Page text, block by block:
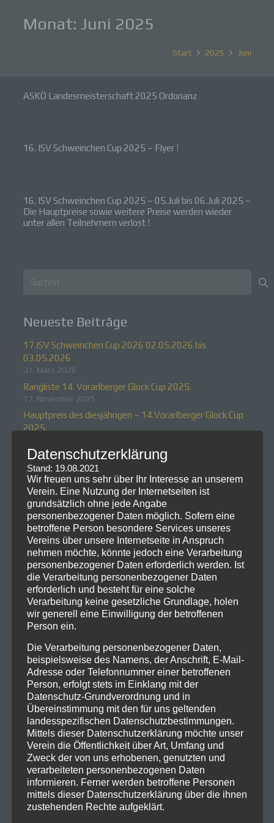
Monat: Juni 2025
Start 2025 Juni
ASKÖ Landesmeisterschaft 2025 Ordonanz
16. ISV Schweinchen Cup 2025 – Flyer !
16. ISV Schweinchen Cup 2025 – 05.Juli bis 06.Juli 2025 –
Die Hauptpreise sowie weitere Preise werden wieder
unter allen Teilnehmern verlost !
Suchen
Neueste Beiträge
17.ISV Schweinchen Cup 2026 02.05.2026 bis
03.05.2026
31. März 2026
Rangliste 14. Vorarlberger Glock Cup 2025.
17. November 2025
Hauptpreis des diesjährigen – 14.Vorarlberger Glock Cup
2025.
14.Vorarlberger Glock Cup 2025
21. Oktober 2025
Rangliste zum 16.ISV Schweinchen Cup 2025
7. Juli 2025
Neueste Kommentare
Kontakt
ISV Feldkirch
Indoor Schützen Verein
Datenschutzerklärung
Stand: 19.08.2021
Wir freuen uns sehr über Ihr Interesse an unserem
Verein. Eine Nutzung der Internetseiten ist
grundsätzlich ohne jede Angabe
personenbezogener Daten möglich. Sofern eine
betroffene Person besondere Services unseres
Vereins über unsere Internetseite in Anspruch
nehmen möchte, könnte jedoch eine Verarbeitung
personenbezogener Daten erforderlich werden. Ist
die Verarbeitung personenbezogener Daten
erforderlich und besteht für eine solche
Verarbeitung keine gesetzliche Grundlage, holen
wir generell eine Einwilligung der betroffenen
Person ein.
Die Verarbeitung personenbezogener Daten,
beispielsweise des Namens, der Anschrift, E-Mail-
Adresse oder Telefonnummer einer betroffenen
Person, erfolgt stets im Einklang mit der
Datenschutz-Grundverordnung und in
Übereinstimmung mit den für uns geltenden
landesspezifischen Datenschutzbestimmungen.
Mittels dieser Datenschutzerklärung möchte unser
Verein die Öffentlichkeit über Art, Umfang und
Zweck der von uns erhobenen, genutzten und
verarbeiteten personenbezogenen Daten
informieren. Ferner werden betroffene Personen
mittels dieser Datenschutzerklärung über die ihnen
zustehenden Rechte aufgeklärt.